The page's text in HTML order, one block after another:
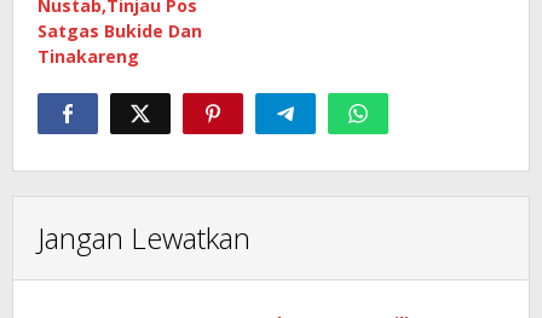
Nustab,Tinjau Pos
Satgas Bukide Dan
Tinakareng
Jangan Lewatkan